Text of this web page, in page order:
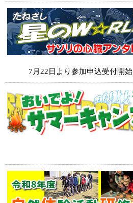
7月22日より参加申込受付開始